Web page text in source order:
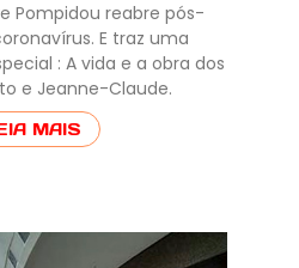
Pompidou reabre pós-
E traz uma
: A vida e a obra dos
e Jeanne-Claude.
MAIS